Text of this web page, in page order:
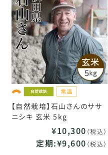
【自然栽培】石山さんのササ
ニシキ 玄米 5kg
¥10,300 （税込）
定期:¥9,600 （税込）